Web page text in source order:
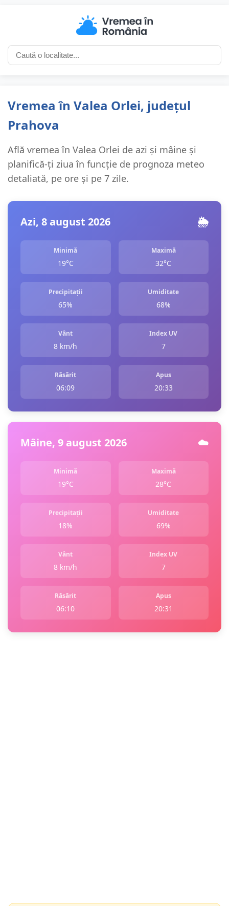
Vremea în Valea Orlei, județul
Prahova
Află vremea în Valea Orlei de azi și mâine și
planifică-ți ziua în funcție de prognoza meteo
detaliată, pe ore și pe 7 zile.
Azi, 8 august 2026 🌦️
Minimă
19°C
Maximă
32°C
Precipitații
65%
Umiditate
68%
Vânt
8 km/h
Index UV
7
Răsărit
06:09
Apus
20:33
Mâine, 9 august 2026 ☁️
Minimă
19°C
Maximă
28°C
Precipitații
18%
Umiditate
69%
Vânt
8 km/h
Index UV
7
Răsărit
06:10
Apus
20:31